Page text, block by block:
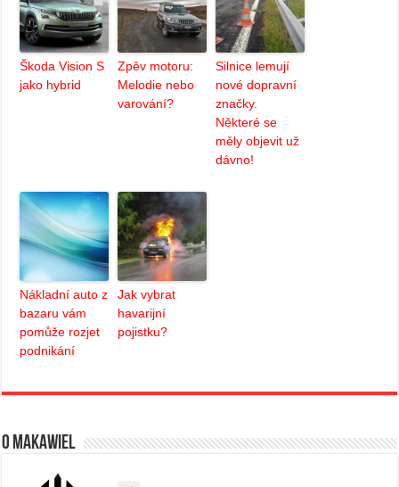
Škoda Vision S
jako hybrid
Zpěv motoru:
Melodie nebo
varování?
Silnice lemují
nové dopravní
značky.
Některé se
měly objevit už
dávno!
Nákladní auto z
bazaru vám
pomůže rozjet
podnikání
Jak vybrat
havarijní
pojistku?
O Makawiel